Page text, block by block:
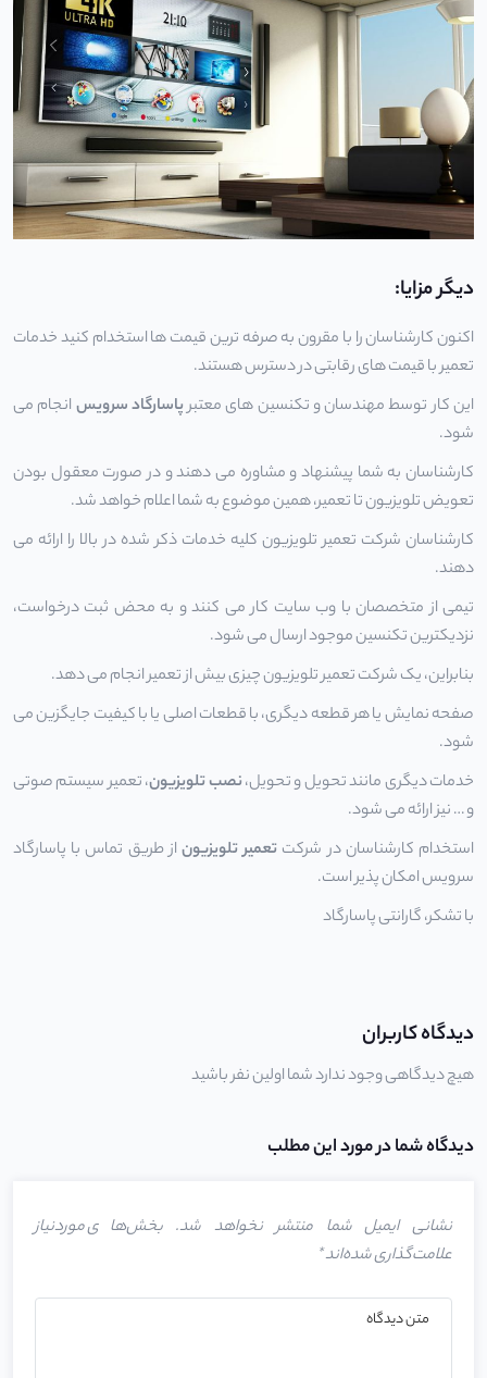
دیگر مزایا:
اکنون کارشناسان را با مقرون به صرفه ترین قیمت ها استخدام کنید خدمات
تعمیر با قیمت های رقابتی در دسترس هستند.
این کار توسط مهندسان و تکنسین های معتبرپاسارگاد سرویس انجام می
شود.
کارشناسان به شما پیشنهاد و مشاوره می دهند و در صورت معقول بودن
تعویض تلویزیون تا تعمیر، همین موضوع به شما اعلام خواهد شد.
کارشناسان شرکت تعمیر تلویزیون کلیه خدمات ذکر شده در بالا را ارائه می
دهند.
تیمی از متخصصان با وب سایت کار می کنند و به محض ثبت درخواست،
نزدیکترین تکنسین موجود ارسال می شود.
بنابراین، یک شرکت تعمیر تلویزیون چیزی بیش از تعمیر انجام می دهد.
صفحه نمایش یا هر قطعه دیگری، با قطعات اصلی یا با کیفیت جایگزین می
شود.
خدمات دیگری مانند تحویل و تحویل،نصب تلویزیون، تعمیر سیستم صوتی
و … نیز ارائه می شود.
استخدام کارشناسان در شرکت تعمیر تلویزیون از طریق تماس با پاسارگاد
سرویس امکان پذیر است.
با تشکر،گارانتی پاسارگاد
دیدگاه کاربران
هیچ دیدگاهی وجود ندارد شما اولین نفر باشید
دیدگاه شما در مورد این مطلب
نشانی ایمیل شما منتشر نخواهد شد. بخش‌های موردنیاز
علامت‌گذاری شده‌اند*